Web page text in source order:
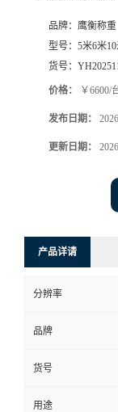
品牌： 鹰衡称重
型号： 5米6米
货号：
价格： ￥6600/
发布日期：
更新日期：
产品详请
分辨率
品牌
货号
用途